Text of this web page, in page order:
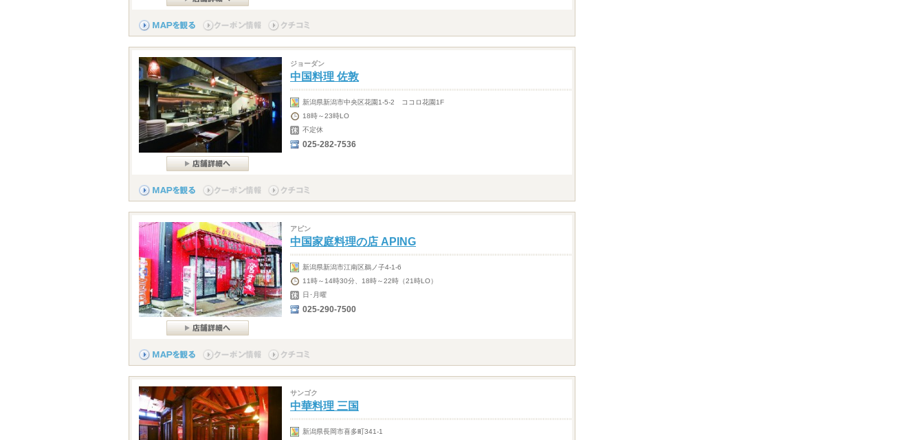
ジョーダン
中国料理 佐敦
新潟県新潟市中央区花園1-5-2 ココロ花園1F
18時～23時LO
不定休
025-282-7536
アピン
中国家庭料理の店 APING
新潟県新潟市江南区鵜ノ子4-1-6
11時～14時30分、18時～22時（21時LO）
日･月曜
025-290-7500
サンゴク
中華料理 三国
新潟県長岡市喜多町341-1